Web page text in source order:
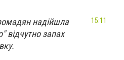
надійшла
відчутно запах
15:11